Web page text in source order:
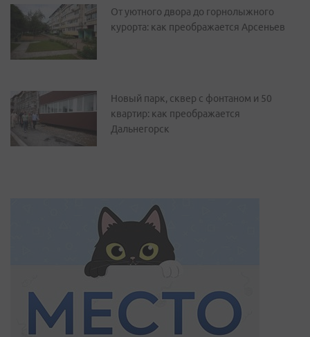
От уютного двора до горнолыжного
курорта: как преображается Арсеньев
Новый парк, сквер с фонтаном и 50
квартир: как преображается
Дальнегорск